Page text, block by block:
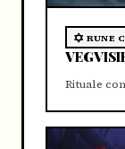
RUNE
Rituale